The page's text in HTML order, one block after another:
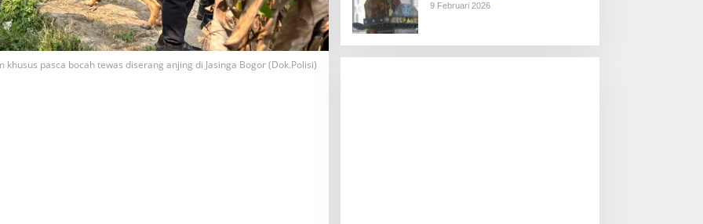
khusus pasca bocah tewas diserang anjing di Jasinga Bogor (Dok.Polisi)
Tetap
9 Februari 2026